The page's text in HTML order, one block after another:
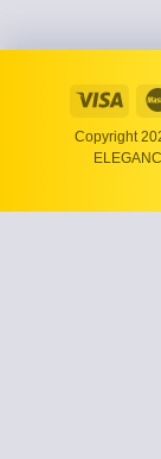
Copyright